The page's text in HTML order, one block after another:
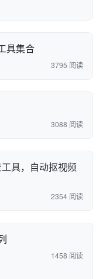
具集合
3795 阅读
3088 阅读
具，自动抠视频
2354 阅读
1458 阅读